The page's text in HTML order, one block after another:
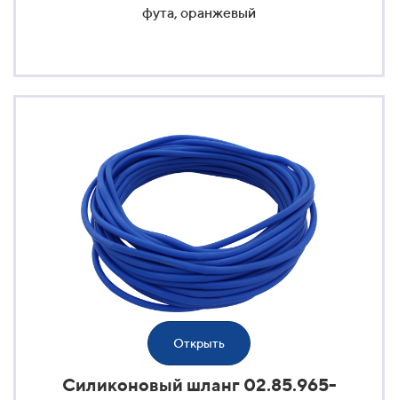
фута, оранжевый
Открыть
Силиконовый шланг 02.85.965-